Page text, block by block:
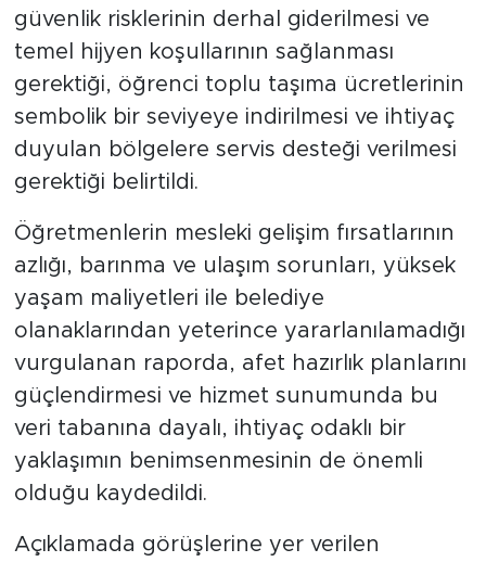
güvenlik risklerinin derhal giderilmesi ve
temel hijyen koşullarının sağlanması
gerektiği, öğrenci toplu taşıma ücretlerinin
sembolik bir seviyeye indirilmesi ve ihtiyaç
duyulan bölgelere servis desteği verilmesi
gerektiği belirtildi.
Öğretmenlerin mesleki gelişim fırsatlarının
azlığı, barınma ve ulaşım sorunları, yüksek
yaşam maliyetleri ile belediye
olanaklarından yeterince yararlanılamadığı
vurgulanan raporda, afet hazırlık planlarını
güçlendirmesi ve hizmet sunumunda bu
veri tabanına dayalı, ihtiyaç odaklı bir
yaklaşımın benimsenmesinin de önemli
olduğu kaydedildi.
Açıklamada görüşlerine yer verilen